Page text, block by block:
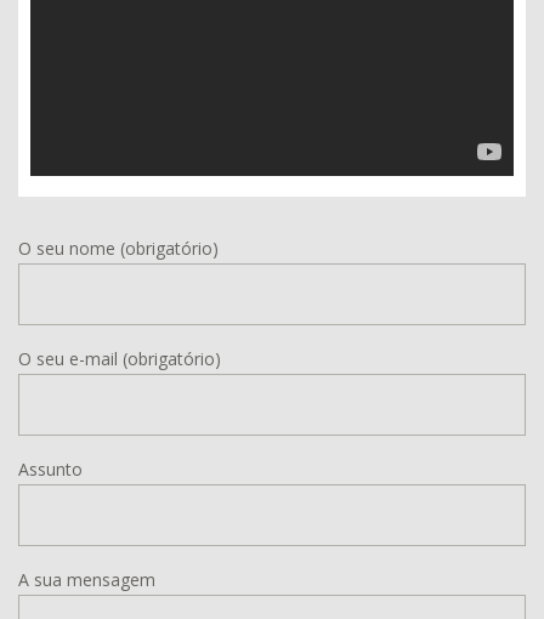
O seu nome (obrigatório)
O seu e-mail (obrigatório)
Assunto
A sua mensagem